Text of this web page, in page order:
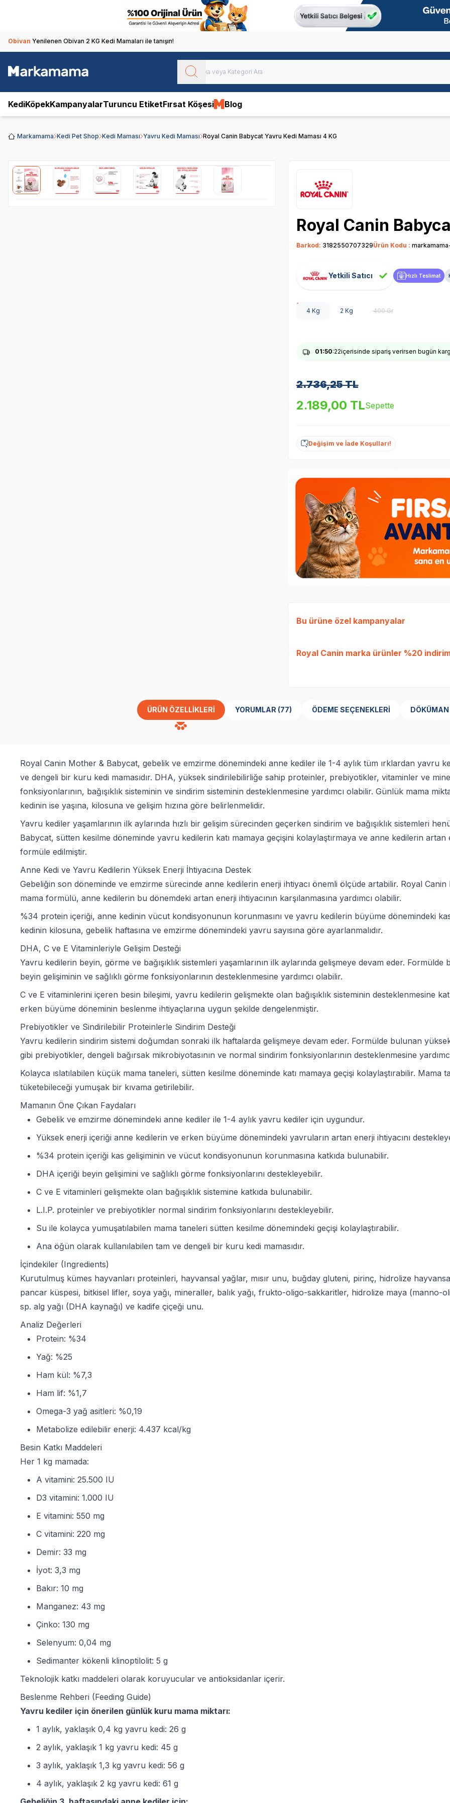
Obivan Yenilenen Obivan 2 KG Kedi Mamaları ile tanışın!
KediKöpekKampanyalarTuruncu EtiketFırsat Köşesi Blog
Markamama Kedi Pet Shop Kedi Maması Yavru Kedi Maması Royal Canin Babycat Yavru Kedi Maması 4 KG
Royal Canin
Barkod: 3182550707329Ürün Kodu :
Yetkili Satıcı Hızlı Teslimat
4 Kg 2 Kg 400 Gr
01:50:21içerisinde sipariş verirsen bugün
2.736,25TL
2.189,00 TLSepette
Değişim ve İade Koşulları!
Bu ürüne özel kampanyalar
Royal Canin marka ürünler %20
ÜRÜN ÖZELLIKLERI YORUMLAR (77) ÖDEME SEÇENEKLERI DÖKÜMAN
Royal Canin Mother & Babycat, gebelik ve emzirme dönemindeki anne kediler ile 1-4 aylık tüm ırklardan yavru
ve dengeli bir kuru kedi mamasıdır. DHA, yüksek sindirilebilirliğe sahip proteinler, prebiyotikler, vitaminler ve
fonksiyonlarının, bağışıklık sisteminin ve sindirim sisteminin desteklenmesine yardımcı olabilir. Günlük mama
kedinin ise yaşına, kilosuna ve gelişim hızına göre belirlenmelidir.
Yavru kediler yaşamlarının ilk aylarında hızlı bir gelişim sürecinden geçerken sindirim ve bağışıklık sistemleri
Babycat, sütten kesilme döneminde yavru kedilerin katı mamaya geçişini kolaylaştırmaya ve anne kedilerin artan
formüle edilmiştir.
Anne Kedi ve Yavru Kedilerin Yüksek Enerji İhtiyacına Destek
Gebeliğin son döneminde ve emzirme sürecinde anne kedilerin enerji ihtiyacı önemli ölçüde artabilir. Royal
mama formülü, anne kedilerin bu dönemdeki artan enerji ihtiyacının karşılanmasına yardımcı olabilir.
%34 protein içeriği, anne kedinin vücut kondisyonunun korunmasını ve yavru kedilerin büyüme dönemindeki
kedinin kilosuna, gebelik haftasına ve emzirme dönemindeki yavru sayısına göre ayarlanmalıdır.
DHA, C ve E Vitaminleriyle Gelişim Desteği
Yavru kedilerin beyin, görme ve bağışıklık sistemleri yaşamlarının ilk aylarında gelişmeye devam eder.
beyin gelişiminin ve sağlıklı görme fonksiyonlarının desteklenmesine yardımcı olabilir.
C ve E vitaminlerini içeren besin bileşimi, yavru kedilerin gelişmekte olan bağışıklık sisteminin desteklenmesine
erken büyüme döneminin beslenme ihtiyaçlarına uygun şekilde dengelenmiştir.
Prebiyotikler ve Sindirilebilir Proteinlerle Sindirim Desteği
Yavru kedilerin sindirim sistemi doğumdan sonraki ilk haftalarda gelişmeye devam eder. Formülde bulunan
gibi prebiyotikler, dengeli bağırsak mikrobiyotasının ve normal sindirim fonksiyonlarının desteklenmesine
Kolayca ıslatılabilen küçük mama taneleri, sütten kesilme döneminde katı mamaya geçişi kolaylaştırabilir. Mama
tüketebileceği yumuşak bir kıvama getirilebilir.
Mamanın Öne Çıkan Faydaları
Gebelik ve emzirme dönemindeki anne kediler ile 1-4 aylık yavru kediler için uygundur.
Yüksek enerji içeriği anne kedilerin ve erken büyüme dönemindeki yavruların artan enerji ihtiyacını
%34 protein içeriği kas gelişiminin ve vücut kondisyonunun korunmasına katkıda bulunabilir.
DHA içeriği beyin gelişimini ve sağlıklı görme fonksiyonlarını destekleyebilir.
C ve E vitaminleri gelişmekte olan bağışıklık sistemine katkıda bulunabilir.
L.I.P. proteinler ve prebiyotikler normal sindirim fonksiyonlarını destekleyebilir.
Su ile kolayca yumuşatılabilen mama taneleri sütten kesilme dönemindeki geçişi kolaylaştırabilir.
Ana öğün olarak kullanılabilen tam ve dengeli bir kuru kedi mamasıdır.
İçindekiler (Ingredients)
Kurutulmuş kümes hayvanları proteinleri, hayvansal yağlar, mısır unu, buğday gluteni, pirinç, hidrolize
pancar küspesi, bitkisel lifler, soya yağı, mineraller, balık yağı, frukto-oligo-sakkaritler, hidrolize maya
sp. alg yağı (DHA kaynağı) ve kadife çiçeği unu.
Analiz Değerleri
Protein: %34
Yağ: %25
Ham kül: %7,3
Ham lif: %1,7
Omega-3 yağ asitleri: %0,19
Metabolize edilebilir enerji: 4.437 kcal/kg
Besin Katkı Maddeleri
Her 1 kg mamada:
A vitamini: 25.500 IU
D3 vitamini: 1.000 IU
E vitamini: 550 mg
C vitamini: 220 mg
Demir: 33 mg
İyot: 3,3 mg
Bakır: 10 mg
Manganez: 43 mg
Çinko: 130 mg
Selenyum: 0,04 mg
Sedimanter kökenli klinoptilolit: 5 g
Teknolojik katkı maddeleri olarak koruyucular ve antioksidanlar içerir.
Beslenme Rehberi (Feeding Guide)
Yavru kediler için önerilen günlük kuru mama miktarı:
1 aylık, yaklaşık 0,4 kg yavru kedi: 26 g
2 aylık, yaklaşık 1 kg yavru kedi: 45 g
3 aylık, yaklaşık 1,3 kg yavru kedi: 56 g
4 aylık, yaklaşık 2 kg yavru kedi: 61 g